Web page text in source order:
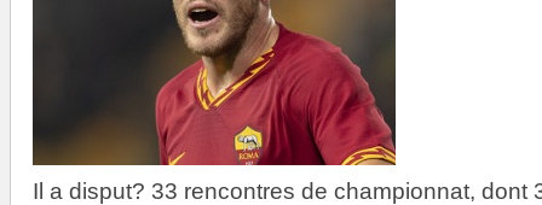
Il a disput? 33 rencontres de championnat, dont